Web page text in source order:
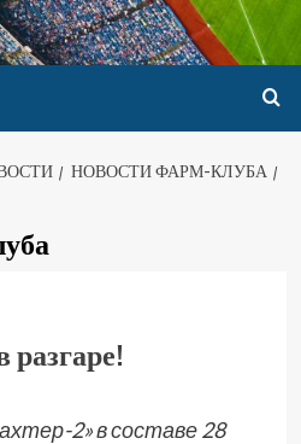
НОВОСТИ ФАРМ-КЛУБА
разгаре!
2» в составе 28